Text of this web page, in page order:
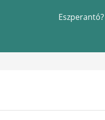
Eszperantó?